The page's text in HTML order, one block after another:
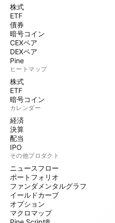
株式
ETF
債券
暗号コイン
CEXペア
DEXペア
Pine
ヒートマップ
株式
ETF
暗号コイン
カレンダー
経済
決算
配当
IPO
その他プロダクト
ニュースフロー
ポートフォリオ
ファンダメンタルグラフ
イールドカーブ
オプション
マクロマップ